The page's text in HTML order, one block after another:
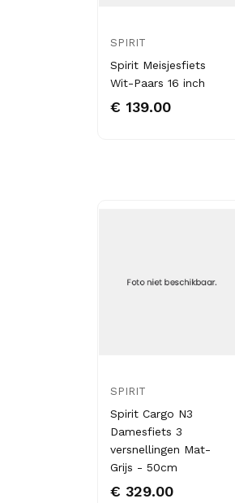
SPIRIT
Spirit Meisjesfiets
Wit-Paars 16 inch
€ 139.00
SPIRIT
Spirit Cargo N3
Damesfiets 3
versnellingen Mat-
Grijs - 50cm
€ 329.00